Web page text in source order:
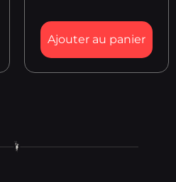
Ajouter au panier